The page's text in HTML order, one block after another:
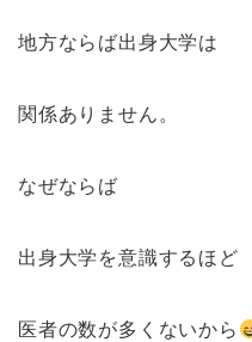
地方ならば出身大学は
関係ありません。
なぜならば
出身大学を意識するほど
医者の数が多くないから